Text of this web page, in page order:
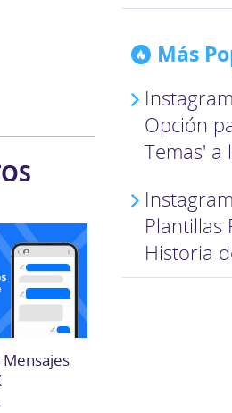
Mensajes
Más
Opción
Temas' a
Plantillas
Historia